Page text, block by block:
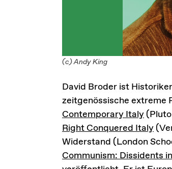
(c) Andy King
David Broder ist
zeitgenössische extreme
Contemporary Italy
Right Conquered Italy
Widerstand (London
Communism: Dissidents